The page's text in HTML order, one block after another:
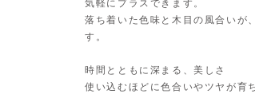
気軽にプラスできます。
落ち着いた色味と木目の風合いが
す。
時間とともに深まる、美しさ
使い込むほどに色合いやツヤが育